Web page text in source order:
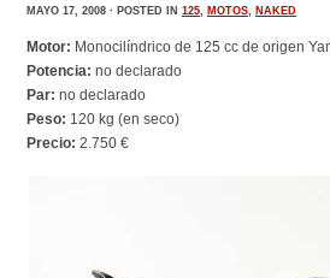
MAYO 17, 2008 · POSTED IN 125, MOTOS, NAKED
Motor: Monocilíndrico de 125 cc de origen
Potencia: no declarado
Par: no declarado
Peso: 120 kg (en seco)
Precio: 2.750 €